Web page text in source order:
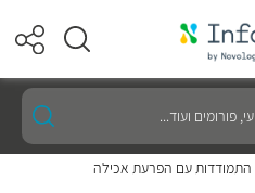
התמודדות עם הפרעת אכילה